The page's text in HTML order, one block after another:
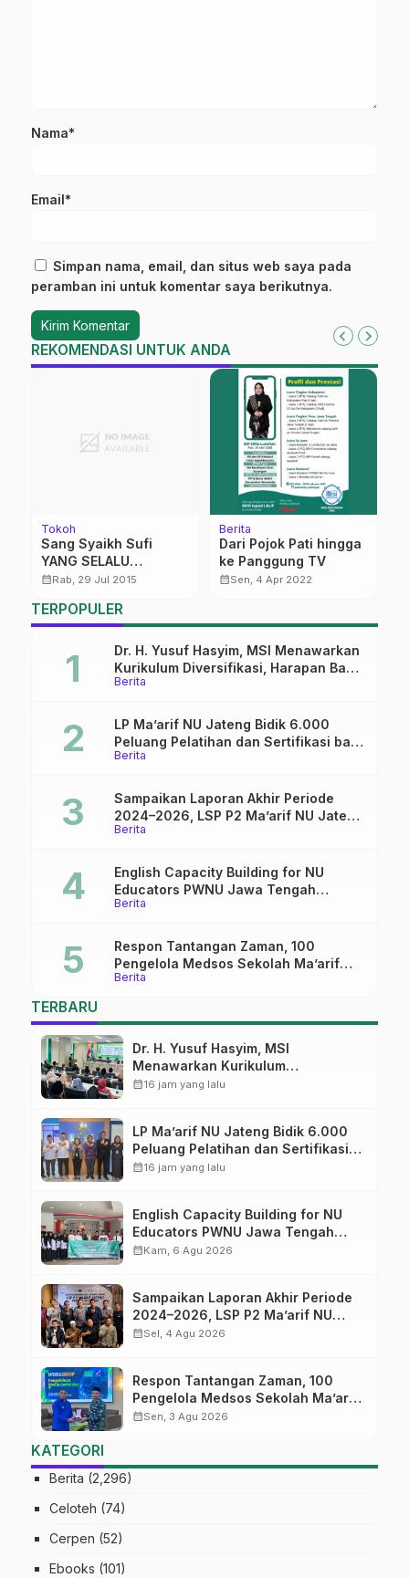
Nama*
Email*
Simpan nama, email, dan situs web saya pada
peramban ini untuk komentar saya berikutnya.
REKOMENDASI UNTUK ANDA
Tokoh
Sang Syaikh Sufi
YANG SELALU
BERSEMBUNYI Kisah-
kehidupan
KH.Abdullah Salam
calendar_monthRab, 29 Jul 2015
Berita
Dari Pojok Pati hingga
ke Panggung TV
calendar_monthSen, 4 Apr 2022
TERPOPULER
Berita
Dr. H. Yusuf Hasyim, MSI Menawarkan
Kurikulum Diversifikasi, Harapan Baru
dalam dunia pendidikan
Berita
LP Ma’arif NU Jateng Bidik 6.000
Peluang Pelatihan dan Sertifikasi bagi
Lulusan SMK
Berita
Sampaikan Laporan Akhir Periode
2024–2026, LSP P2 Ma’arif NU Jateng
Mantapkan Sinergi Link and Match
Berita
English Capacity Building for NU
Educators PWNU Jawa Tengah
Batch#4; Membuka Jalan Menuju
Berita
Respon Tantangan Zaman, 100
Pengelola Medsos Sekolah Ma’arif
Pekalongan Ikuti Pelatihan Literasi
TERBARU
Dr. H. Yusuf Hasyim, MSI
Menawarkan Kurikulum
Diversifikasi, Harapan Baru dalam
calendar_month16 jam yang lalu
LP Ma’arif NU Jateng Bidik 6.000
Peluang Pelatihan dan Sertifikasi
bagi Lulusan SMK
calendar_month16 jam yang lalu
English Capacity Building for NU
Educators PWNU Jawa Tengah
Batch#4; Membuka Jalan Menuju
calendar_monthKam, 6 Agu 2026
Sampaikan Laporan Akhir Periode
2024–2026, LSP P2 Ma’arif NU
Jateng Mantapkan Sinergi Link and
calendar_monthSel, 4 Agu 2026
Respon Tantangan Zaman, 100
Pengelola Medsos Sekolah Ma’arif
Pekalongan Ikuti Pelatihan Literasi
calendar_monthSen, 3 Agu 2026
KATEGORI
Berita (2,296)
Celoteh (74)
Cerpen (52)
Ebooks (101)